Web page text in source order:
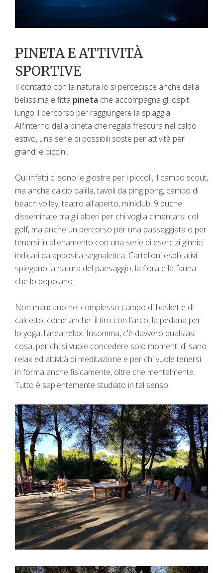
PINETA E ATTIVITÀ
SPORTIVE
Il contatto con la natura lo si percepisce anche dalla
bellissima e fitta pineta che accompagna gli ospiti
lungo il percorso per raggiungere la spiaggia.
All'interno della pineta che regala frescura nel caldo
estivo, una serie di possibili soste per attività per
grandi e piccini.
Qui infatti ci sono le giostre per i piccoli, il campo scout,
ma anche calcio balilla, tavoli da ping pong, campo di
beach volley, teatro all'aperto, miniclub, 9 buche
disseminate tra gli alberi per chi voglia cimentarsi col
golf, ma anche un percorso per una passeggiata o per
tenersi in allenamento con una serie di esercizi ginnici
indicati da apposita segnaletica. Cartelloni esplicativi
spiegano la natura del paesaggio, la flora e la fauna
che lo popolano.
Non mancano nel complesso campo di basket e di
calcetto, come anche il tiro con l'arco, la pedana per
lo yoga, l'area relax. Insomma, c'è davvero qualsiasi
cosa, per chi si vuole concedere solo momenti di sano
relax ed attività di meditazione e per chi vuole tenersi
in forma anche fisicamente, oltre che mentalmente.
Tutto è sapientemente studiato in tal senso.